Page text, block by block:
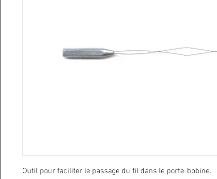
Outil pour faciliter le passage du fil dans le porte-bobine.